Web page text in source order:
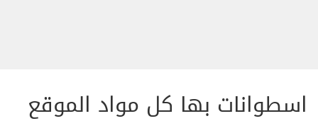
اسطوانات بها كل مواد الموقع